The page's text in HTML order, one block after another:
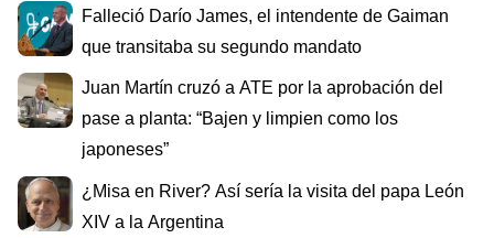
Falleció Darío James, el intendente de Gaiman
que transitaba su segundo mandato
Juan Martín cruzó a ATE por la aprobación del
pase a planta: “Bajen y limpien como los
japoneses”
¿Misa en River? Así sería la visita del papa León
XIV a la Argentina